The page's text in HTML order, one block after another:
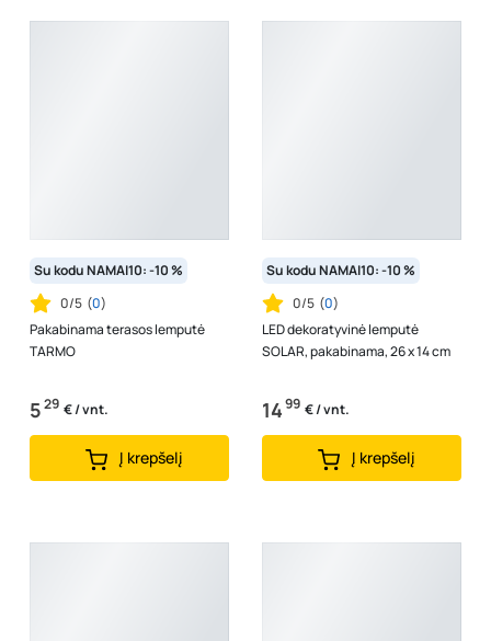
Su kodu NAMAI10: -10 %
0/5 (0)
Pakabinama terasos lemputė
TARMO
529 € / vnt.
Į krepšelį
Su kodu NAMAI10: -10 %
0/5 (0)
LED dekoratyvinė lemputė
SOLAR, pakabinama, 26 x 14 cm
1499 € / vnt.
Į krepšelį